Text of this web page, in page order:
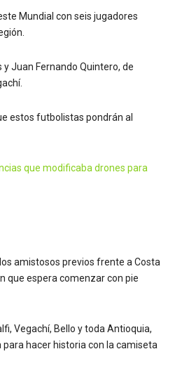
Mundial con seis jugadores
y Juan Fernando Quintero, de
estos futbolistas pondrán al
que modificaba drones para
amistosos previos frente a Costa
que espera comenzar con pie
Vegachí, Bello y toda Antioquia,
hacer historia con la camiseta